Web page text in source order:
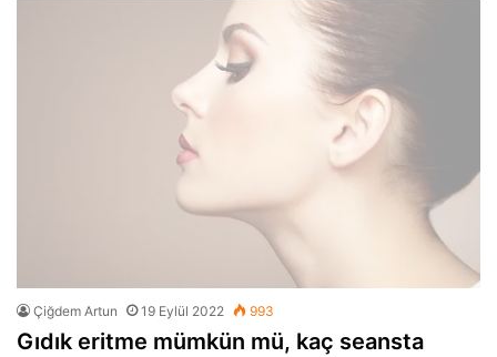
Çiğdem Artun 19 Eylül 2022 993
Gıdık eritme mümkün mü, kaç seansta